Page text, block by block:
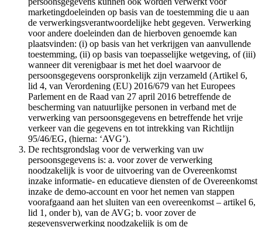
marketingdoeleinden op basis van de toestemming die u aan
de verwerkingsverantwoordelijke hebt gegeven. Verwerking
voor andere doeleinden dan de hierboven genoemde kan
plaatsvinden: (i) op basis van het verkrijgen van aanvullende
toestemming, (ii) op basis van toepasselijke wetgeving, of (iii)
wanneer dit verenigbaar is met het doel waarvoor de
persoonsgegevens oorspronkelijk zijn verzameld (Artikel 6,
lid 4, van Verordening (EU) 2016/679 van het Europees
Parlement en de Raad van 27 april 2016 betreffende de
bescherming van natuurlijke personen in verband met de
verwerking van persoonsgegevens en betreffende het vrije
verkeer van die gegevens en tot intrekking van Richtlijn
95/46/EG, (hierna: ‘AVG’).
De rechtsgrondslag voor de verwerking van uw
persoonsgegevens is: a. voor zover de verwerking
noodzakelijk is voor de uitvoering van de Overeenkomst
inzake informatie- en educatieve diensten of de Overeenkomst
inzake de demo-account en voor het nemen van stappen
voorafgaand aan het sluiten van een overeenkomst – artikel 6,
lid 1, onder b), van de AVG; b. voor zover de
gegevensverwerking noodzakelijk is om de